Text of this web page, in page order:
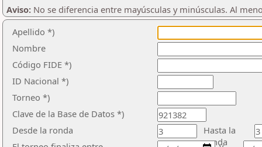
Aviso: No se diferencia entre mayúsculas y minúsculas. Al
Apellido *)
Nombre
Código FIDE *)
ID Nacional *)
Torneo *)
Clave de la Base de Datos *)
Desde la ronda
Hasta la
ronda